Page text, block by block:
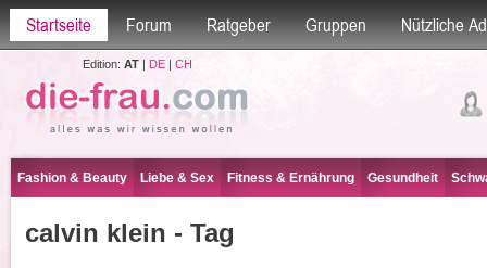
Startseite Forum Ratgeber Gruppen Nützliche
Edition: AT| DE| CH
Fashion & Beauty Liebe & Sex Fitness & Ernährung Gesundheit
calvin klein - Tag